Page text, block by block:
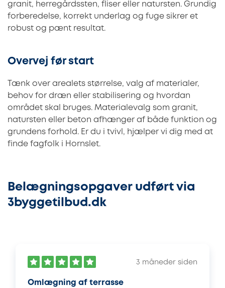
granit, herregårdssten, fliser eller natursten. Grundig
forberedelse, korrekt underlag og fuge sikrer et
robust og pænt resultat.
Overvej før start
Tænk over arealets størrelse, valg af materialer,
behov for dræn eller stabilisering og hvordan
området skal bruges. Materialevalg som granit,
natursten eller beton afhænger af både funktion og
grundens forhold. Er du i tvivl, hjælper vi dig med at
finde fagfolk i Hornslet.
Belægningsopgaver udført via
3byggetilbud.dk
3 måneder siden
Omlægning af terrasse